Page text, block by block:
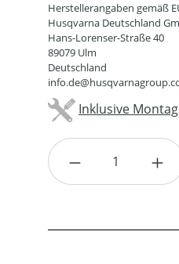
Herstellerangaben gemäß
Husqvarna Deutschland
Hans-Lorenser-Straße 40
89079 Ulm
Deutschland
Inklusive
Produkt